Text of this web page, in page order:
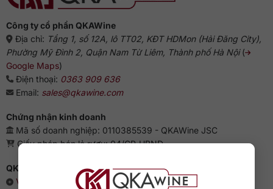
Công ty cổ phần QKAWine
Địa chỉ: Tầng 1, số 12A, lô TT02, KĐT HDMon (Hải Đăng City),
Phường Mỹ Đình 2, Quận Nam Từ Liêm, Thành phố Hà Nội(
Google Maps)
Điện thoại: 0363 909 636
Email: sales@qkawine.com
Chứng nhận kinh doanh
Mã số doanh nghiệp: 0110385539 - QKAWine JSC
Giấy phép bán lẻ rượu: 04/GP-UBND
QKAWine - Chuyên rượu ngoại hàng đầu Việt Nam
Về chúng tôi